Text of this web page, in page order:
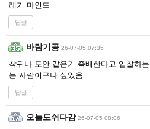
레기 마인드
답글
바람기공 26-07-05 07:35
착귀나 도안 같은거 즉배한다고 입찰하
는 사람이구나 싶었음
답글
오늘도쉬다감 26-07-05 08:06